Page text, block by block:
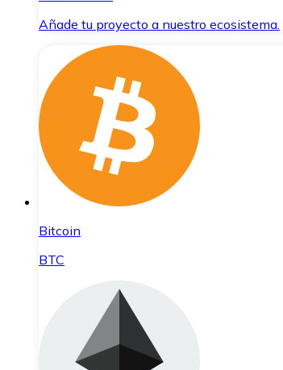
Añade tu proyecto a nuestro ecosistema.
Bitcoin
BTC